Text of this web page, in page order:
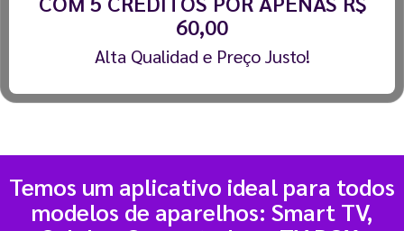
60,00
Alta Qualidad e Preço Justo!
Temos um aplicativo ideal para todos
modelos de aparelhos: Smart TV,